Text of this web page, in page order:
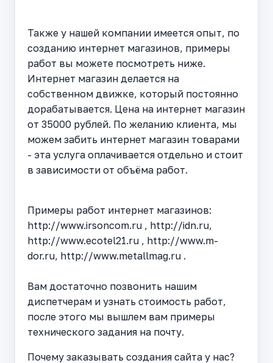
Также у нашей компании имеется опыт, по
созданию интернет магазинов, примеры
работ вы можете посмотреть ниже.
Интернет магазин делается на
собственном движке, который постоянно
дорабатывается. Цена на интернет магазин
от 35000 рублей. По желанию клиента, мы
можем забить интернет магазин товарами
- эта услуга оплачивается отдельно и стоит
в зависимости от объёма работ.
Примеры работ интернет магазинов:
http://www.irsoncom.ru , http://idn.ru,
http://www.ecotel21.ru , http://www.m-
dor.ru, http://www.metallmag.ru .
Вам достаточно позвонить нашим
диспетчерам и узнать стоимость работ,
после этого мы вышлем вам примеры
технического задания на почту.
Почему заказывать создания сайта у нас?